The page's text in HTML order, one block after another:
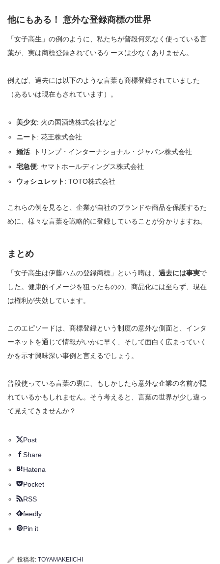
他にもある！ 意外な登録商標の世界
「女子高生」の例のように、私たちが普段何気なく使っている言
葉が、実は商標登録されているケースは少なくありません。
例えば、過去には以下のような言葉も商標登録されていました
（あるいは現在もされています）。
美少女: 火の国酒造株式会社など
ニート: 花王株式会社
婚活: トリンプ・インターナショナル・ジャパン株式会社
宅急便: ヤマトホールディングス株式会社
ウォシュレット: TOTO株式会社
これらの例を見ると、企業が自社のブランドや商品を保護するた
めに、様々な言葉を戦略的に登録していることが分かりますね。
まとめ
「女子高生は伊藤ハムの登録商標」という噂は、 過去には事実で
した。健康的イメージを狙ったものの、商品化には至らず、現在
は権利が失効しています。
このエピソードは、商標登録という制度の意外な側面と、インタ
ーネットを通じて情報がいかに早く、そして面白く広まっていく
かを示す興味深い事例と言えるでしょう。
普段使っている言葉の裏に、もしかしたら意外な企業の名前が隠
れているかもしれません。そう考えると、言葉の世界が少し違っ
て見えてきませんか？
Post
Share
Hatena
Pocket
RSS
feedly
Pin it
投稿者: TOYAMAKEIICHI